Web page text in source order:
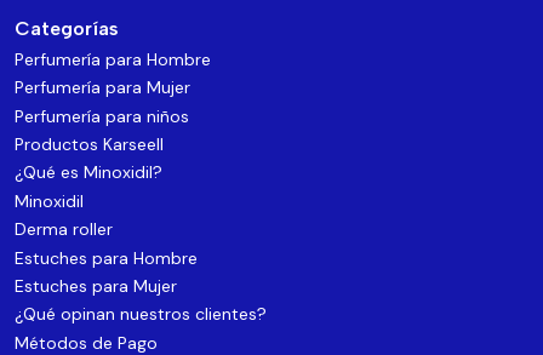
Categorías
Perfumería para Hombre
Perfumería para Mujer
Perfumería para niños
Productos Karseell
¿Qué es Minoxidil?
Minoxidil
Derma roller
Estuches para Hombre
Estuches para Mujer
¿Qué opinan nuestros clientes?
Métodos de Pago